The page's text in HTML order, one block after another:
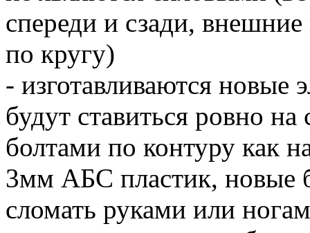
спереди и сзади,
по кругу)
- изготавливаются
будут ставиться ровно
болтами по контуру как
3мм АБС пластик, новые
сломать руками или